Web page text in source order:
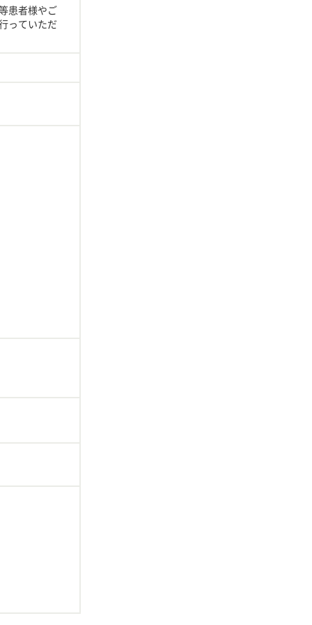
患者様やご
っていただ